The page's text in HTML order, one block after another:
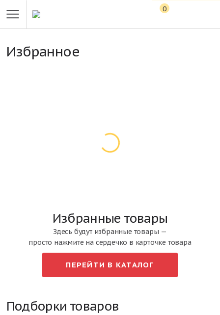
0
Избранное
Избранные товары
Здесь будут избранные товары —
просто нажмите на сердечко в карточке товара
ПЕРЕЙТИ В КАТАЛОГ
Подборки товаров